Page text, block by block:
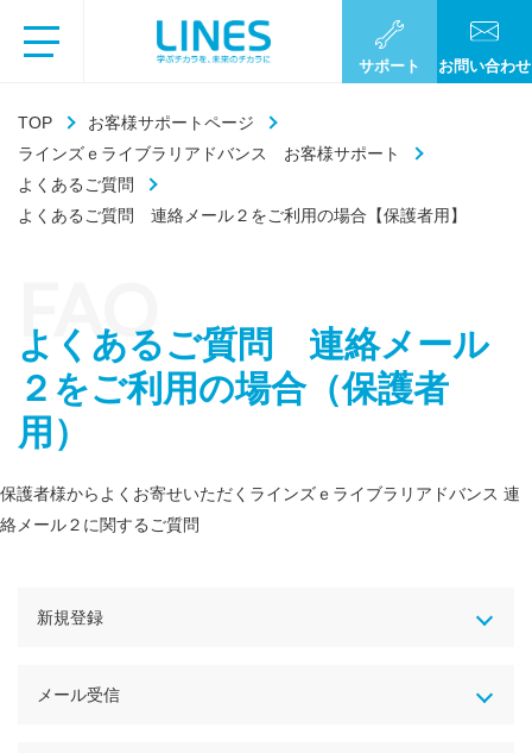
サポート お問い合わせ
TOP
お客様サポートページ
ラインズｅライブラリアドバンス お客様サポート
よくあるご質問
よくあるご質問 連絡メール２をご利用の場合【保護者用】
FAQ
よくあるご質問 連絡メール
２をご利用の場合（保護者
用）
保護者様からよくお寄せいただくラインズｅライブラリアドバンス 連
絡メール２に関するご質問
新規登録
メール受信